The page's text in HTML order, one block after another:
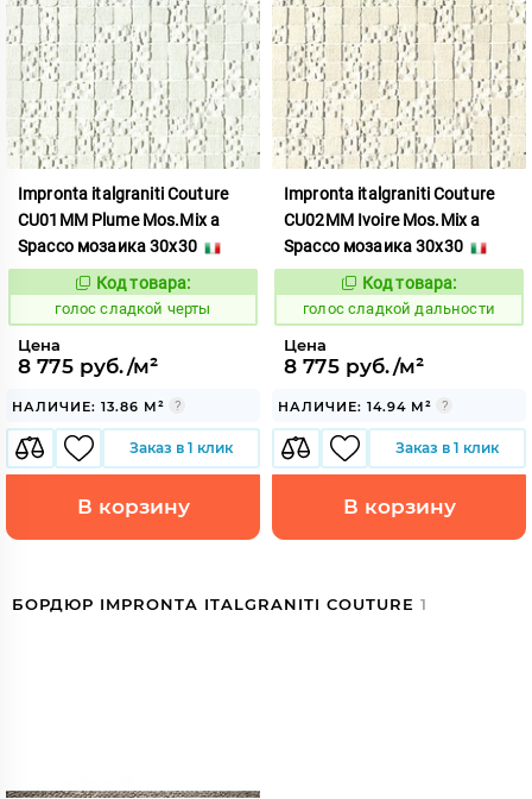
Impronta italgraniti Couture
CU01MM Plume Mos.Mix a
Spacco мозаика 30x30
Код:
292745
Код товара:
голос сладкой черты
Цена
8 775 руб./м²
НАЛИЧИЕ: 13.86 М²
Заказ в 1 клик
В корзину
Impronta italgraniti Couture
CU02MM Ivoire Mos.Mix a
Spacco мозаика 30x30
Код:
292746
Код товара:
голос сладкой дальности
Цена
8 775 руб./м²
НАЛИЧИЕ: 14.94 М²
Заказ в 1 клик
В корзину
БОРДЮР IMPRONTA ITALGRANITI COUTURE 1